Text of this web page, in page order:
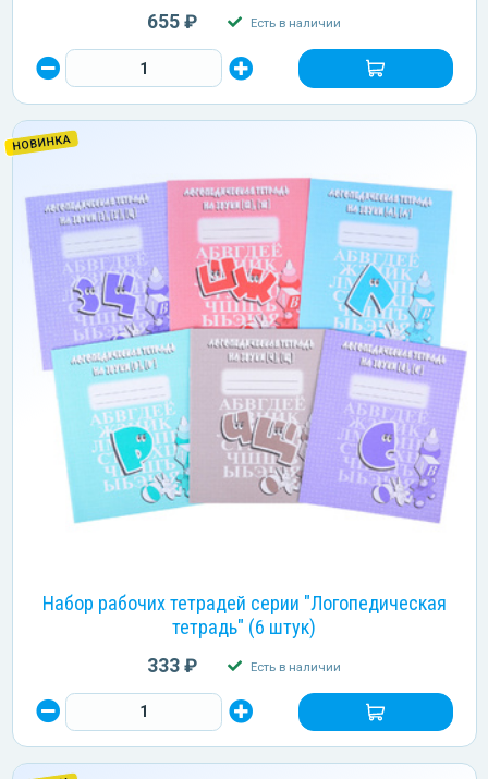
655 ₽ Есть в наличии
НОВИНКА
Набор рабочих тетрадей серии "Логопедическая
тетрадь" (6 штук)
333 ₽ Есть в наличии